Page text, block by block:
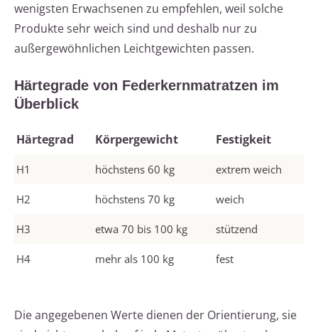
wenigsten Erwachsenen zu empfehlen, weil solche
Produkte sehr weich sind und deshalb nur zu
außergewöhnlichen Leichtgewichten passen.
Härtegrade von Federkernmatratzen im
Überblick
Härtegrad Körpergewicht Festigkeit
H1 höchstens 60 kg extrem weich
H2 höchstens 70 kg weich
H3 etwa 70 bis 100 kg stützend
H4 mehr als 100 kg fest
Die angegebenen Werte dienen der Orientierung, sie